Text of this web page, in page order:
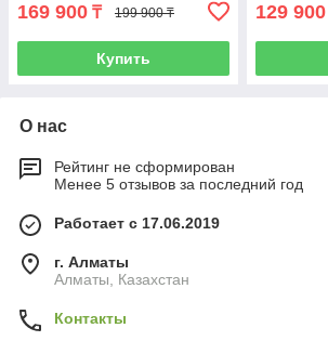
169 900 ₸ 199 900 ₸
Купить
129 900
О нас
Рейтинг не сформирован
Менее 5 отзывов за последний год
Работает с 17.06.2019
г. Алматы
Алматы, Казахстан
Контакты